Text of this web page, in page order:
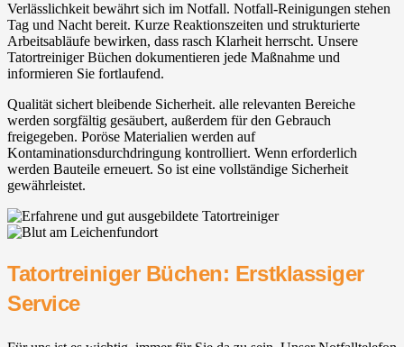
Verlässlichkeit bewährt sich im Notfall. Notfall-Reinigungen stehen
Tag und Nacht bereit. Kurze Reaktionszeiten und strukturierte
Arbeitsabläufe bewirken, dass rasch Klarheit herrscht. Unsere
Tatortreiniger Büchen dokumentieren jede Maßnahme und
informieren Sie fortlaufend.
Qualität sichert bleibende Sicherheit. alle relevanten Bereiche
werden sorgfältig gesäubert, außerdem für den Gebrauch
freigegeben. Poröse Materialien werden auf
Kontaminationsdurchdringung kontrolliert. Wenn erforderlich
werden Bauteile erneuert. So ist eine vollständige Sicherheit
gewährleistet.
Tatortreiniger Büchen: Erstklassiger
Service